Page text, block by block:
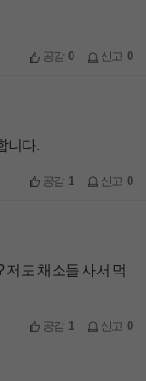
공감0 신고 0
니다.
공감 1 신고 0
도 채소들 사서 먹
공감 1 신고 0